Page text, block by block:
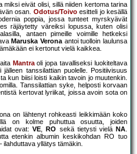
eivät olisi, sillä niiden kertoma tarina
osan. Odotus/Toivoesitteli jo kesällä
poppia, jossa tunteet myrskyävät
räjäytetty väreiksi lopussa, kuten olisi
antaen pimeille voimille hetkeksi
Maruska Veronaantoi tuolloin laulunsa
ei kertonut vielä kaikkea.
Mantraoli jopa tavalliseksi luokiteltava
tanssilattian puolelle. Positiivisuus
kun biisi loisti kaikin tavoin jo muutenkin.
Tanssilattian syke, helposti korvaan
kertovat lyriikat, joissa avoin sota on
on lähtenyt rohkeasti leikkimään koko
on kolme puhuttua osuutta, joiden
ovat:VE, RO sekä tietysti vielä NA.
etenkin albumin keskikohdan RO tuo
ilahduttava yllätys tämäkin.